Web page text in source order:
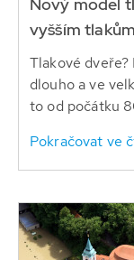
Nový model
vyšším
Tlakové
dlouho a ve
to od počátku
Pokračovat ve